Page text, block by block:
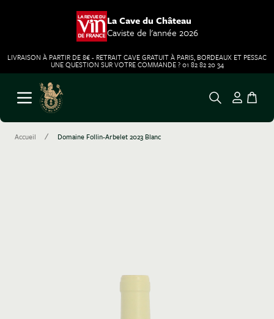
La Cave du Château
Caviste de l'année 2026
LIVRAISON À PARTIR DE 8€ - RETRAIT CAVE GRATUIT À PARIS, BORDEAUX ET PESSAC
UNE QUESTION SUR VOTRE COMMANDE ? 01 82 82 20 34
Aller au contenu
Ouvrir le menu
Accueil / Domaine Follin-Arbelet 2023 Blanc